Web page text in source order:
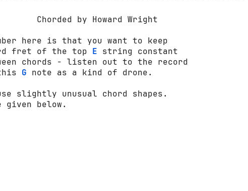
Chorded by Howard Wright
here is that you want to keep
fret of the top E string constant
chords - listen out to the record
G note as a kind of drone.
slightly unusual chord shapes.
given below.